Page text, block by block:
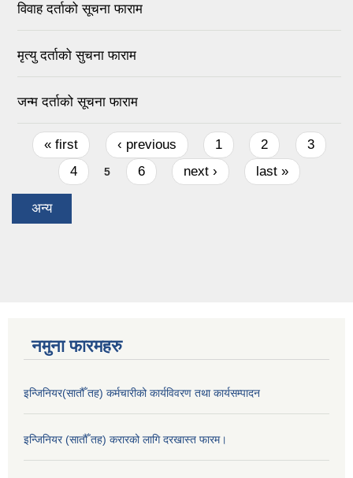
विवाह दर्ताको सूचना फाराम
मृत्यु दर्ताको सुचना फाराम
जन्म दर्ताको सूचना फाराम
Pages
« first ‹ previous 1 2
3
4
5 6 next › last »
अन्य
नमुना फारमहरु
इन्जिनियर(सातौँ तह) कर्मचारीको कार्यविवरण तथा कार्यसम्पादन
इन्जिनियर (सातौँ तह) करारको लागि दरखास्त फारम।